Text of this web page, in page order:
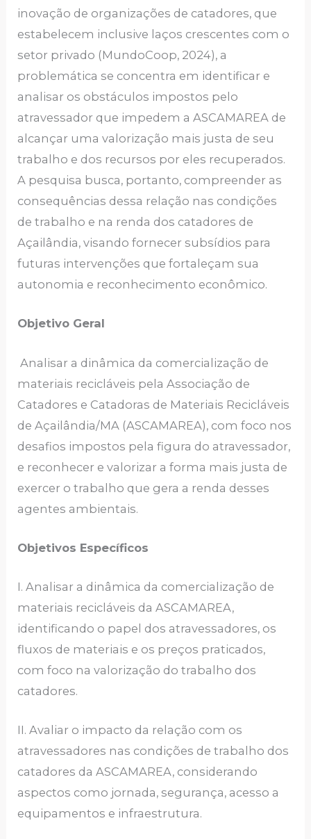
inovação de organizações de catadores, que
estabelecem inclusive laços crescentes com o
setor privado (MundoCoop, 2024), a
problemática se concentra em identificar e
analisar os obstáculos impostos pelo
atravessador que impedem a ASCAMAREA de
alcançar uma valorização mais justa de seu
trabalho e dos recursos por eles recuperados.
A pesquisa busca, portanto, compreender as
consequências dessa relação nas condições
de trabalho e na renda dos catadores de
Açailândia, visando fornecer subsídios para
futuras intervenções que fortaleçam sua
autonomia e reconhecimento econômico.
Objetivo Geral
Analisar a dinâmica da comercialização de
materiais recicláveis pela Associação de
Catadores e Catadoras de Materiais Recicláveis
de Açailândia/MA (ASCAMAREA), com foco nos
desafios impostos pela figura do atravessador,
e reconhecer e valorizar a forma mais justa de
exercer o trabalho que gera a renda desses
agentes ambientais.
Objetivos Específicos
I. Analisar a dinâmica da comercialização de
materiais recicláveis da ASCAMAREA,
identificando o papel dos atravessadores, os
fluxos de materiais e os preços praticados,
com foco na valorização do trabalho dos
catadores.
II. Avaliar o impacto da relação com os
atravessadores nas condições de trabalho dos
catadores da ASCAMAREA, considerando
aspectos como jornada, segurança, acesso a
equipamentos e infraestrutura.